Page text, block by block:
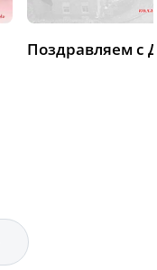
Поздравляем с